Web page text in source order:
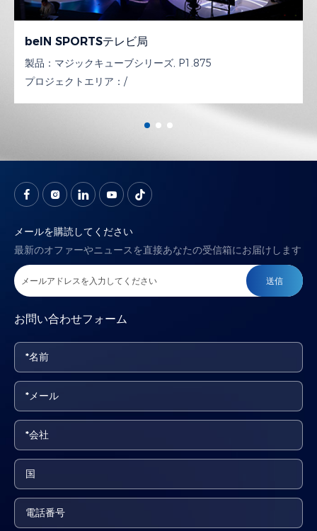
beIN SPORTSテレビ局
製品： マジックキューブシリーズ, P1.875
プロジェクトエリア： /
お問い合わせフォーム
メールを購読してください
最新のオファーやニュースを直接あなたの受信箱にお届けします
送信